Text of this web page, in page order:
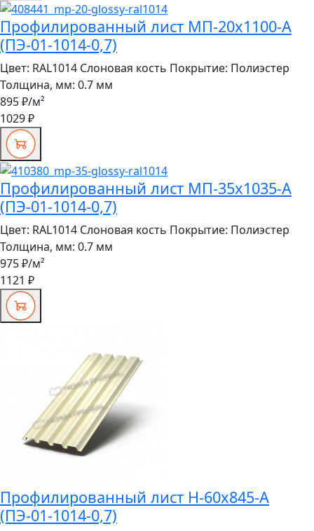
Профилированный лист МП-20x1100-A
(ПЭ-01-1014-0,7)
Цвет: RAL1014 Слоновая кость Покрытие: Полиэстер
Толщина, мм: 0.7 мм
895 ₽/м²
1029 ₽
Профилированный лист МП-35x1035-A
(ПЭ-01-1014-0,7)
Цвет: RAL1014 Слоновая кость Покрытие: Полиэстер
Толщина, мм: 0.7 мм
975 ₽/м²
1121 ₽
Профилированный лист Н-60x845-A
(ПЭ-01-1014-0,7)